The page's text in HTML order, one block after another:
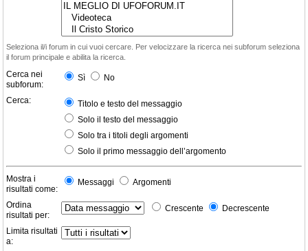
Seleziona il/i forum in cui vuoi cercare. Per velocizzare la ricerca nei subforum seleziona
il forum principale e abilita la ricerca.
Cerca nei
subforum:
Sì No
Cerca:
Titolo e testo del messaggio
Solo il testo del messaggio
Solo tra i titoli degli argomenti
Solo il primo messaggio dell’argomento
Mostra i
risultati come:
Messaggi Argomenti
Ordina
risultati per:
Crescente Decrescente
Limita risultati
a: